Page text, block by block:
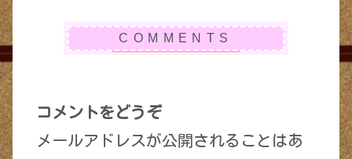
コメントをどうぞ
メールアドレスが公開されることはあ